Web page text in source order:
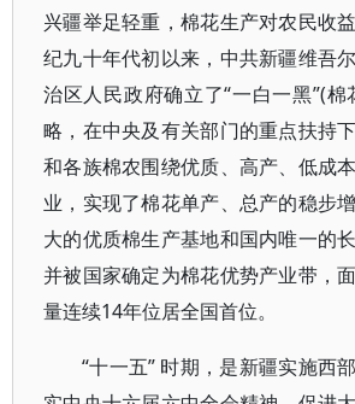
兴疆举足轻重，棉花生产对农民收
纪九十年代初以来，中共新疆维吾
治区人民政府确立了“一白一黑”(
略，在中央及有关部门的重点扶持
和各族棉农围绕优质、高产、低成
业，实现了棉花单产、总产的稳步
大的优质棉生产基地和国内唯一的
并被国家确定为棉花优势产业带，
量连续14年位居全国首位。
“十一五” 时期，是新疆实施西